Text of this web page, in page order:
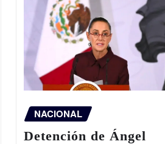
NACIONAL
Detención de Ángel